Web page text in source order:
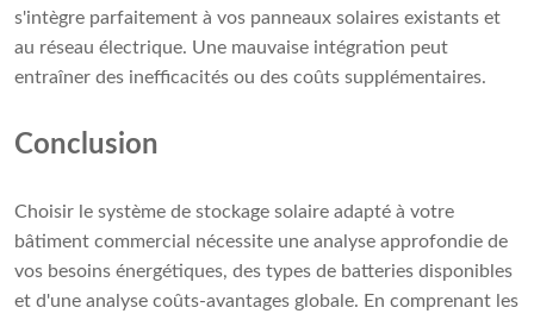
s'intègre parfaitement à vos panneaux solaires existants et
au réseau électrique. Une mauvaise intégration peut
entraîner des inefficacités ou des coûts supplémentaires.
Conclusion
Choisir le système de stockage solaire adapté à votre
bâtiment commercial nécessite une analyse approfondie de
vos besoins énergétiques, des types de batteries disponibles
et d'une analyse coûts-avantages globale. En comprenant les